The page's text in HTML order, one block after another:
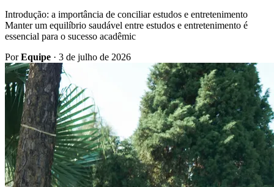
Introdução: a importância de conciliar estudos e entretenimento
Manter um equilíbrio saudável entre estudos e entretenimento é
essencial para o sucesso acadêmic
PorEquipe · 3 de julho de 2026